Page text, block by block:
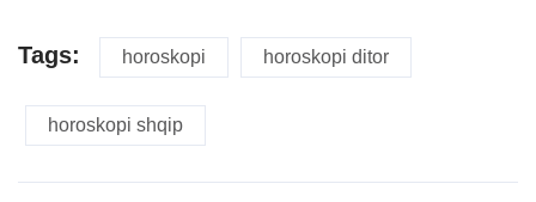
Tags: horoskopi horoskopi ditor
horoskopi shqip